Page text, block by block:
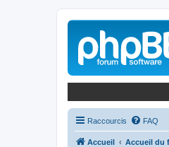
Raccourcis FAQ
Accueil Accueil du